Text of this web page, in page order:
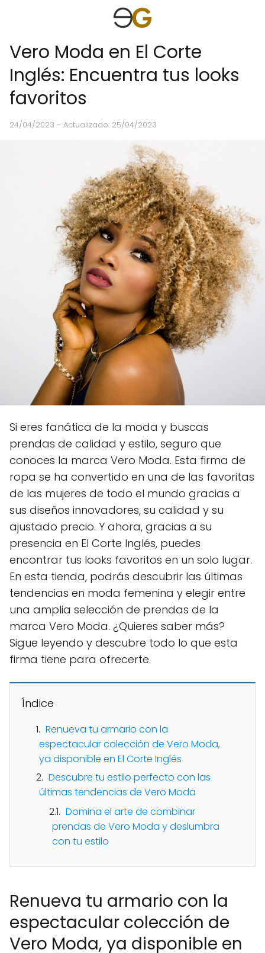
Vero Moda en El Corte
Inglés: Encuentra tus looks
favoritos
24/04/2023 - Actualizado: 25/04/2023
Si eres fanática de la moda y buscas
prendas de calidad y estilo, seguro que
conoces la marca Vero Moda. Esta firma de
ropa se ha convertido en una de las favoritas
de las mujeres de todo el mundo gracias a
sus diseños innovadores, su calidad y su
ajustado precio. Y ahora, gracias a su
presencia en El Corte Inglés, puedes
encontrar tus looks favoritos en un solo lugar.
En esta tienda, podrás descubrir las últimas
tendencias en moda femenina y elegir entre
una amplia selección de prendas de la
marca Vero Moda. ¿Quieres saber más?
Sigue leyendo y descubre todo lo que esta
firma tiene para ofrecerte.
Índice
Renueva tu armario con la
espectacular colección de Vero Moda,
ya disponible en El Corte Inglés
Descubre tu estilo perfecto con las
últimas tendencias de Vero Moda
Domina el arte de combinar
prendas de Vero Moda y deslumbra
con tu estilo
Renueva tu armario con la
espectacular colección de
Vero Moda, ya disponible en